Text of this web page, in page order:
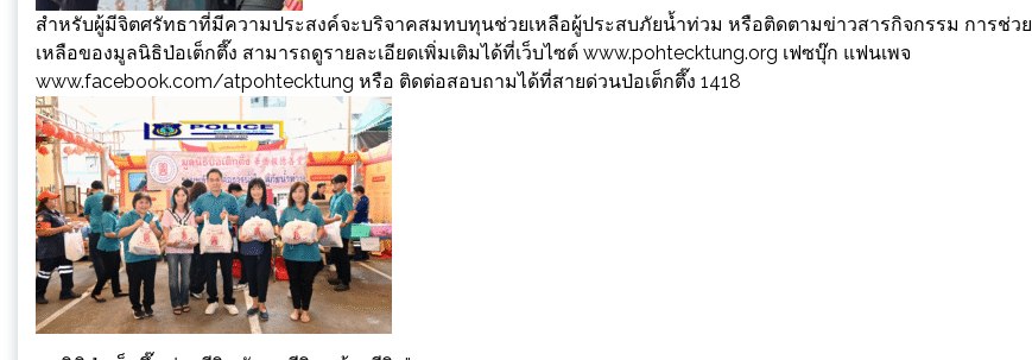
สำหรับผู้มีจิตศรัทธาที่มีความประสงค์จะบริจาคสมทบทุนช่วยเหลือผู้ประสบภัยน้ำท่วม หรือติดตามข่าวสารกิจกรรม การช่วย
เหลือของมูลนิธิป่อเต็กตึ๊ง สามารถดูรายละเอียดเพิ่มเติมได้ที่เว็บไซต์ www.pohtecktung.org เฟซบุ๊ก แฟนเพจ
www.facebook.com/atpohtecktung หรือ ติดต่อสอบถามได้ที่สายด่วนป่อเต็กตึ๊ง 1418